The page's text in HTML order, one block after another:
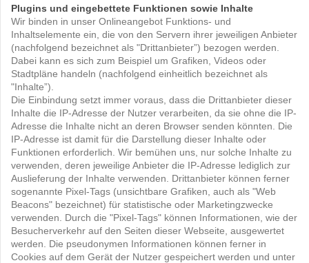
Plugins und eingebettete Funktionen sowie Inhalte
Wir binden in unser Onlineangebot Funktions- und
Inhaltselemente ein, die von den Servern ihrer jeweiligen Anbieter
(nachfolgend bezeichnet als "Drittanbieter”) bezogen werden.
Dabei kann es sich zum Beispiel um Grafiken, Videos oder
Stadtpläne handeln (nachfolgend einheitlich bezeichnet als
"Inhalte”).
Die Einbindung setzt immer voraus, dass die Drittanbieter dieser
Inhalte die IP-Adresse der Nutzer verarbeiten, da sie ohne die IP-
Adresse die Inhalte nicht an deren Browser senden könnten. Die
IP-Adresse ist damit für die Darstellung dieser Inhalte oder
Funktionen erforderlich. Wir bemühen uns, nur solche Inhalte zu
verwenden, deren jeweilige Anbieter die IP-Adresse lediglich zur
Auslieferung der Inhalte verwenden. Drittanbieter können ferner
sogenannte Pixel-Tags (unsichtbare Grafiken, auch als "Web
Beacons" bezeichnet) für statistische oder Marketingzwecke
verwenden. Durch die "Pixel-Tags" können Informationen, wie der
Besucherverkehr auf den Seiten dieser Webseite, ausgewertet
werden. Die pseudonymen Informationen können ferner in
Cookies auf dem Gerät der Nutzer gespeichert werden und unter